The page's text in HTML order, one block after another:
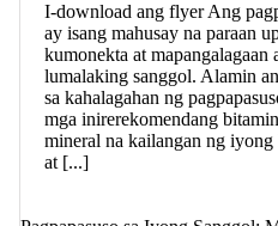
I-download ang flyer Ang
ay isang mahusay na paraan
kumonekta at mapangalagaan
lumalaking sanggol. Alamin
sa kahalagahan ng
mga inirerekomendang
mineral na kailangan ng iyong
at [...]